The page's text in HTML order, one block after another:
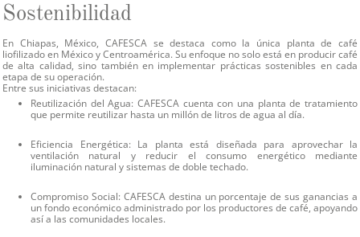
Sostenibilidad
En Chiapas, México, CAFESCA se destaca como la única planta de café
liofilizado en México y Centroamérica. Su enfoque no solo está en producir café
de alta calidad, sino también en implementar prácticas sostenibles en cada
etapa de su operación.
Entre sus iniciativas destacan:
Reutilización del Agua: CAFESCA cuenta con una planta de tratamiento
que permite reutilizar hasta un millón de litros de agua al día.
Eficiencia Energética: La planta está diseñada para aprovechar la
ventilación natural y reducir el consumo energético mediante
iluminación natural y sistemas de doble techado.
Compromiso Social: CAFESCA destina un porcentaje de sus ganancias a
un fondo económico administrado por los productores de café, apoyando
así a las comunidades locales.